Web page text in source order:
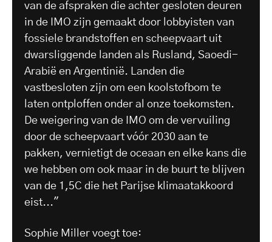
van de afspraken die achter gesloten deuren
in de IMO zijn gemaakt door lobbyisten van
fossiele brandstoffen en scheepvaart uit
dwarsliggende landen als Rusland, Saoedi-
Arabië en Argentinië. Landen die
vastbesloten zijn om een koolstofbom te
laten ontploffen onder al onze toekomsten.
De weigering van de IMO om de vervuiling
door de scheepvaart vóór 2030 aan te
pakken, vernietigt de oceaan en elke kans die
we hebben om ook maar in de buurt te blijven
van de 1,5C die het Parijse klimaatakkoord
eist..."
Sophie Miller voegt toe: